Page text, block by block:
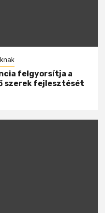
felgyorsítja a
szerek fejlesztését